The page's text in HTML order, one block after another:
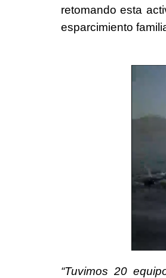
retomando esta
esparcimiento
“Tuvimos 20